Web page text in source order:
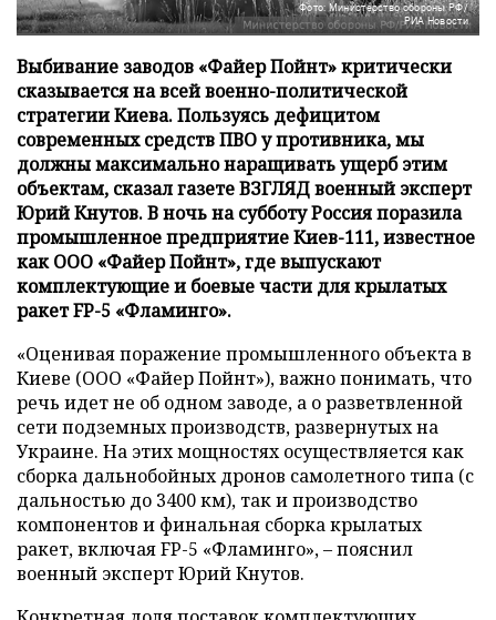
Фото: Министерство обороны РФ/
РИА Новости
Выбивание заводов «Файер Пойнт» критически
сказывается на всей военно-политической
стратегии Киева. Пользуясь дефицитом
современных средств ПВО у противника, мы
должны максимально наращивать ущерб этим
объектам, сказал газете ВЗГЛЯД военный эксперт
Юрий Кнутов. В ночь на субботу Россия поразила
промышленное предприятие Киев-111, известное
как ООО «Файер Пойнт», где выпускают
комплектующие и боевые части для крылатых
ракет FP-5 «Фламинго».
«Оценивая поражение промышленного объекта в
Киеве (ООО «Файер Пойнт»), важно понимать, что
речь идет не об одном заводе, а о разветвленной
сети подземных производств, развернутых на
Украине. На этих мощностях осуществляется как
сборка дальнобойных дронов самолетного типа (с
дальностью до 3400 км), так и производство
компонентов и финальная сборка крылатых
ракет, включая FP-5 «Фламинго», – пояснил
военный эксперт Юрий Кнутов.